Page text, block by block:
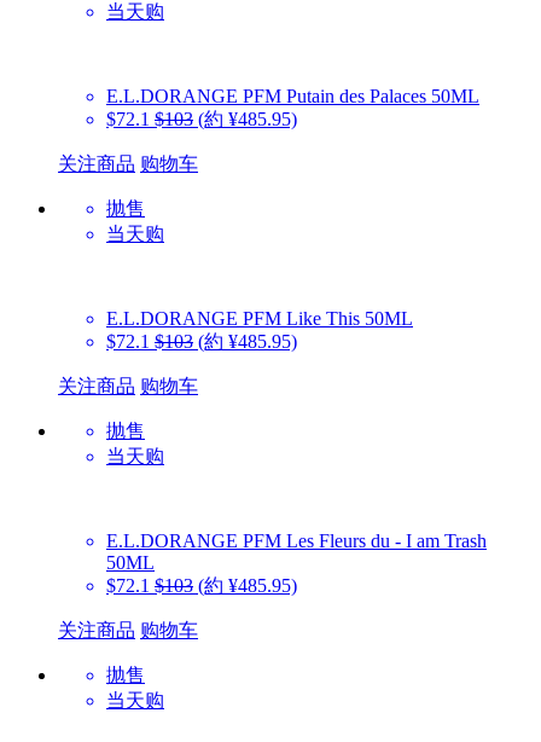
当天购
E.L.DORANGE PFM Putain des Palaces 50ML
$72.1 $103 (約 ¥485.95)
关注商品 购物车
抛售
当天购
E.L.DORANGE PFM Like This 50ML
$72.1 $103 (約 ¥485.95)
关注商品 购物车
抛售
当天购
E.L.DORANGE PFM Les Fleurs du - I am Trash
50ML
$72.1 $103 (約 ¥485.95)
关注商品 购物车
抛售
当天购